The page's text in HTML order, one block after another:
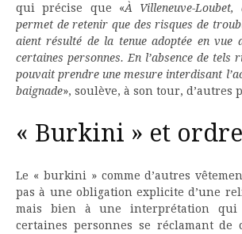
qui précise que «À Villeneuve-
permet de retenir que des risques de
aient résulté de la tenue adoptée en vue
certaines personnes. En l’absence de tels
pouvait prendre une mesure interdisant
baignade», soulève, à son tour, d’autres
« Burkini » et
Le « burkini » comme d’autres
pas à une obligation explicite d’une
mais bien à une interprétation qui
certaines personnes se réclamant de